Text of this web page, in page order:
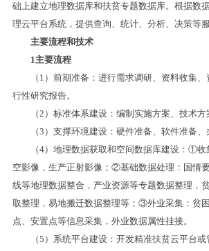
础上建立地理数据库和扶贫专题数据库。根据数
理云平台系统，提供查询、统计、分析、决策等服
主要流程和技术
1主要流程
（1）前期准备：进行需求调研、资料收集、
行性研究报告。
（2）标准体系建设：编制实施方案、技术方
（3）支撑环境建设：硬件准备、软件准备、
（4）地理数据获取和空间数据库建设：①收
空影像，生产正射影像；②基础数据处理：国情
线等地理数据整合，产业资源等专题数据整理，
取整理，易地搬迁数据整理等；③外业采集：贫
点、安置点等信息采集，外业数据属性挂接。
（5）系统平台建设：开发精准扶贫云平台或